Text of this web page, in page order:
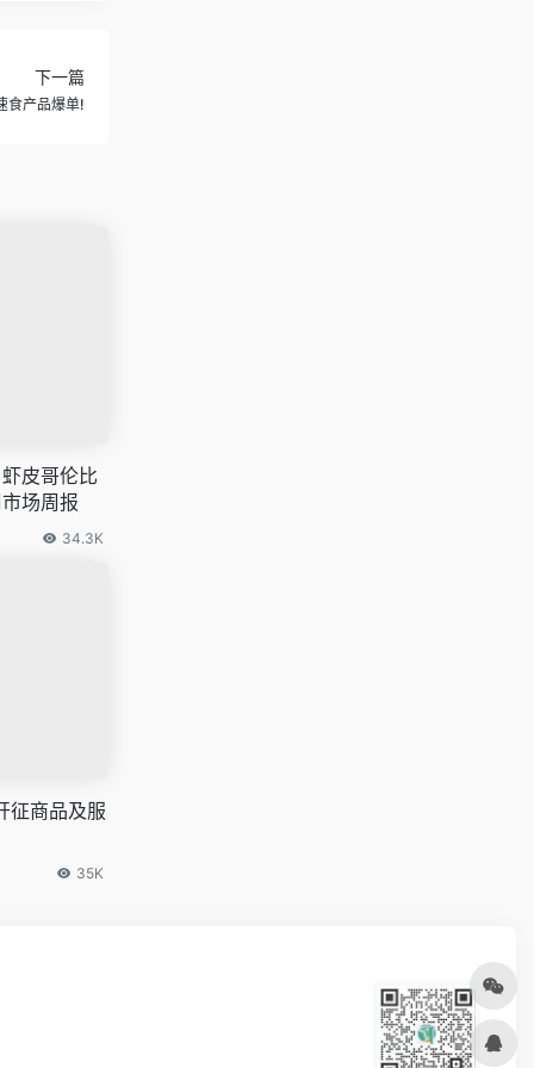
下一篇
食产品爆单!
皮哥伦比
场周报
34.3K
征商品及服
35K